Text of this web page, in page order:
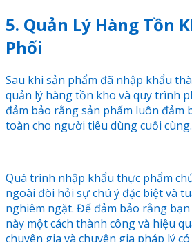
5. Quản Lý Hàng Tồn
Phối
Sau khi sản phẩm đã nhập khẩu
quản lý hàng tồn kho và quy trình
đảm bảo rằng sản phẩm luôn đảm
toàn cho người tiêu dùng cuối cùng.
Quá trình nhập khẩu thực phẩm
ngoài đòi hỏi sự chú ý đặc biệt và
nghiêm ngặt. Để đảm bảo rằng
này một cách thành công và hiệu
chuyên gia và chuyên gia pháp lý